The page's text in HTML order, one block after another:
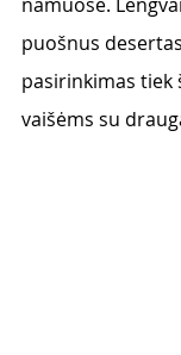
puošnus
pasirinkimas tiek
vaišėms su